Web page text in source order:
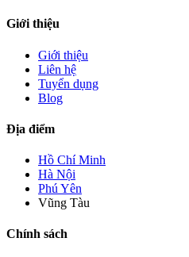
Giới thiệu
Giới thiệu
Liên hệ
Tuyển dụng
Blog
Địa điểm
Hồ Chí Minh
Hà Nội
Phú Yên
Vũng Tàu
Chính sách